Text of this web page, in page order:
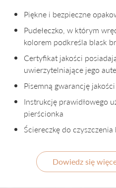
Piękne i bezpieczne
Pudełeczko, w którym
kolorem podkreśla blask
Certyfikat jakości
uwierzytelniające jego
Pisemną gwarancję jakości
Instrukcję prawidłowego
pierścionka
Ściereczkę do
Dowiedz się